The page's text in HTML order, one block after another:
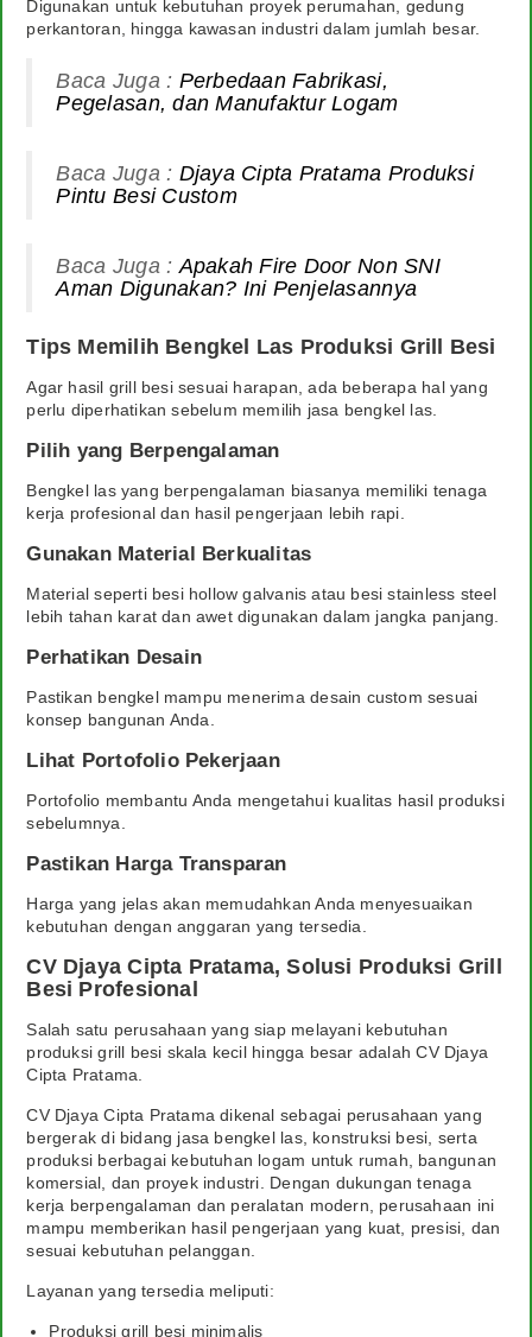
Digunakan untuk kebutuhan proyek perumahan, gedung
perkantoran, hingga kawasan industri dalam jumlah besar.
Baca Juga : Perbedaan Fabrikasi,
Pegelasan, dan Manufaktur Logam
Baca Juga : Djaya Cipta Pratama Produksi
Pintu Besi Custom
Baca Juga :Apakah Fire Door Non SNI
Aman Digunakan? Ini Penjelasannya
Tips Memilih Bengkel Las Produksi Grill Besi
Agar hasil grill besi sesuai harapan, ada beberapa hal yang
perlu diperhatikan sebelum memilih jasa bengkel las.
Pilih yang Berpengalaman
Bengkel las yang berpengalaman biasanya memiliki tenaga
kerja profesional dan hasil pengerjaan lebih rapi.
Gunakan Material Berkualitas
Material seperti besi hollow galvanis atau besi stainless steel
lebih tahan karat dan awet digunakan dalam jangka panjang.
Perhatikan Desain
Pastikan bengkel mampu menerima desain custom sesuai
konsep bangunan Anda.
Lihat Portofolio Pekerjaan
Portofolio membantu Anda mengetahui kualitas hasil produksi
sebelumnya.
Pastikan Harga Transparan
Harga yang jelas akan memudahkan Anda menyesuaikan
kebutuhan dengan anggaran yang tersedia.
CV Djaya Cipta Pratama, Solusi Produksi Grill
Besi Profesional
Salah satu perusahaan yang siap melayani kebutuhan
produksi grill besi skala kecil hingga besar adalah CV Djaya
Cipta Pratama.
CV Djaya Cipta Pratama dikenal sebagai perusahaan yang
bergerak di bidang jasa bengkel las, konstruksi besi, serta
produksi berbagai kebutuhan logam untuk rumah, bangunan
komersial, dan proyek industri. Dengan dukungan tenaga
kerja berpengalaman dan peralatan modern, perusahaan ini
mampu memberikan hasil pengerjaan yang kuat, presisi, dan
sesuai kebutuhan pelanggan.
Layanan yang tersedia meliputi:
Produksi grill besi minimalis